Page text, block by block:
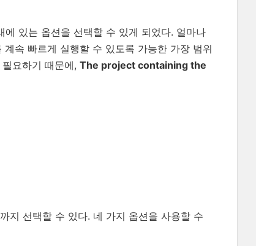
에 있는 옵션을 선택할 수 있게 되었다. 얼마나
속 빠르게 실행할 수 있도록 가능한 가장 범위
요하기 때문에, The project containing the
지 선택할 수 있다. 네 가지 옵션을 사용할 수